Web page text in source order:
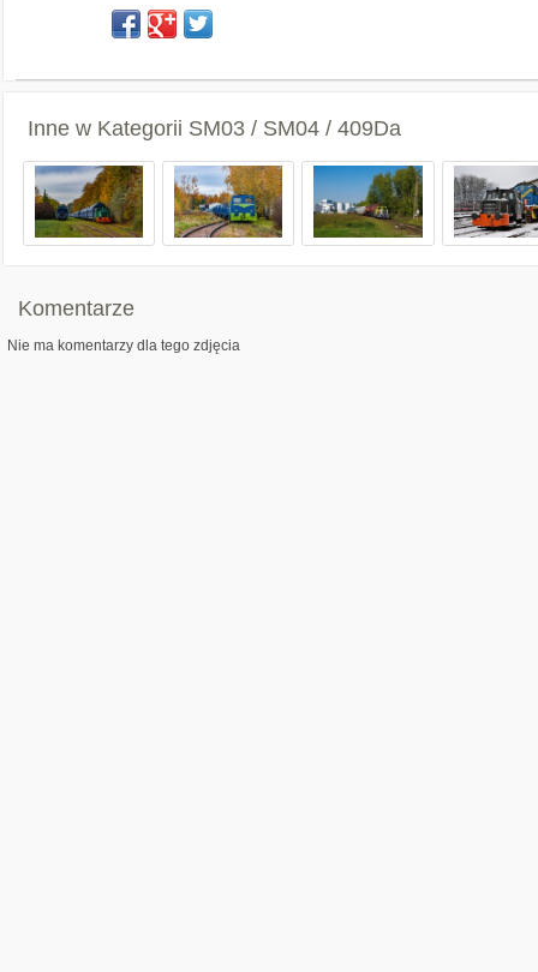
Inne w Kategorii SM03 / SM04 / 409Da
Komentarze
Nie ma komentarzy dla tego zdjęcia